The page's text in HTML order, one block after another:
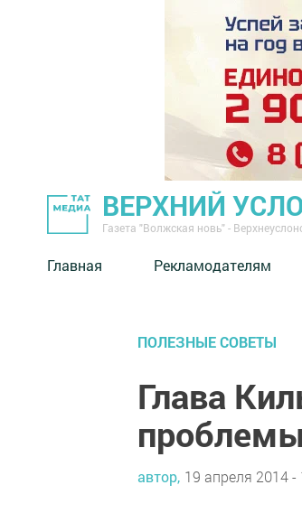
ВЕРХНИЙ
Газета "Волжская новь" -
Главная Рекламодателям
ПОЛЕЗНЫЕ СОВЕТЫ
Глава
автор, 19 апреля 2014 -